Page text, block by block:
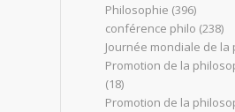
Philosophie (396)
conférence philo (238)
Journée mondiale de la
Promotion de la
(18)
Promotion de la